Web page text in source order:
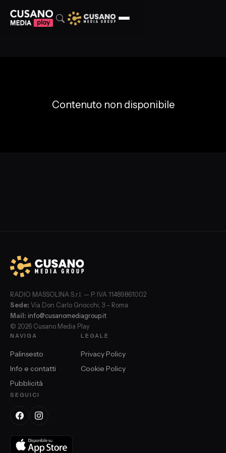
Contenuto non disponibile
RADIO MASSOLINA S.r.l. — P. IVA 11489861002
Sede: Via Don Carlo Gnocchi, 3 – Roma
Mail: info@cusanomediagroup.it
© 2026 Cusano Media Play
NAVIGA
Palinsesto
Info e contatti
Pubblicità
LEGALE
Privacy Policy
Cookie Policy
SEGUICI